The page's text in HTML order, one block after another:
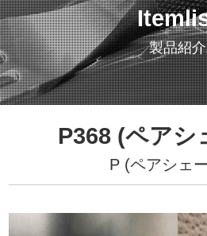
製品紹介
P368 (ペアシ
P (ペアシェ